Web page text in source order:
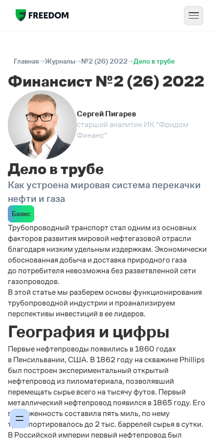
Главная Журналы №2 (26) 2022 Дело в трубе
Финансист №2 (26) 2022
Сергей Пигарев
старший аналитик ИК "Фридом
Финанс"
Дело в трубе
Как устроена мировая система перекачки
нефти и газа
Базис
Трубопроводный транспорт стал одним из основных
факторов развития мировой нефтегазовой отрасли
благодаря низким удельным издержкам. Экономически
обоснованная добыча и доставка природного газа
до потребителя невозможна без разветвленной сети
газопроводов.
В этой статье мы разберем основы функционирования
трубопроводной индустрии и проанализируем
перспективы инвестиций в ее лидеров.
География и цифры
Первые нефтепроводы появились в 1860 годах
в Пенсильвании, США. В 1862 году на скважине Phillips
был построен экспериментальный открытый
нефтепровод из пиломатериала, позволявший
перемещать сырье всего на тысячу футов. Первый
металлический нефтепровод появился в 1865 году. Его
протяженность составила пять миль, по нему
транспортировалось до 2 тыс. баррелей сырья в сутки.
В Российской империи первый нефтепровод был